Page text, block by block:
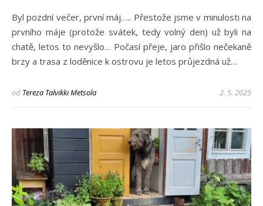
Byl pozdní večer, první máj….. Přestože jsme v minulosti na
prvního máje (protože svátek, tedy volný den) už byli na
chatě, letos to nevyšlo… Počasí přeje, jaro přišlo nečekaně
brzy a trasa z loděnice k ostrovu je letos průjezdná už…
od Tereza Talvikki Metsola 2. 5. 2025